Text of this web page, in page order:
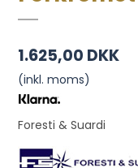
1.625,00 DKK
(inkl. moms)
Foresti & Suardi